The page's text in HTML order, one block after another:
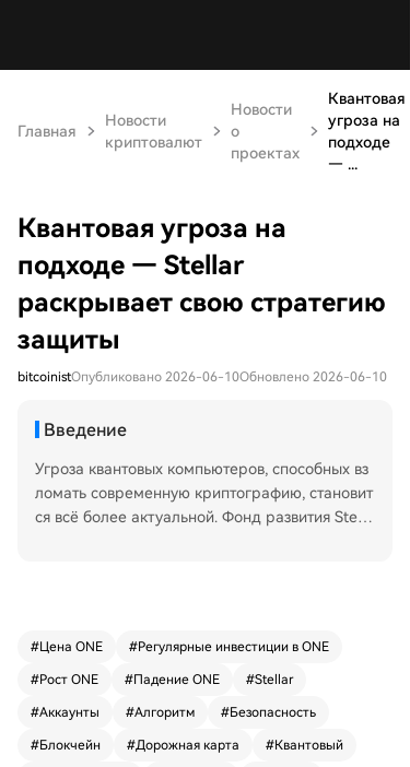
Главная
Новости
криптовалют
Новости
о
проектах
Квантовая
угроза на
подходе
— ...
Квантовая угроза на
подходе — Stellar
раскрывает свою стратегию
защиты
bitcoinistОпубликовано 2026-06-10Обновлено 2026-06-10
Введение
Угроза квантовых компьютеров, способных вз
ломать современную криптографию, становит
ся всё более актуальной. Фонд развития Stella
птических кривых. Это создает два риска: ком
прометация подписей валидаторов и, что сло
ватного ключа из публичного. Уникальность St
#Цена ONE #Регулярные инвестиции в ONE
#Рост ONE #Падение ONE #Stellar
#Аккаунты #Алгоритм #Безопасность
#Блокчейн #Дорожная карта #Квантовый